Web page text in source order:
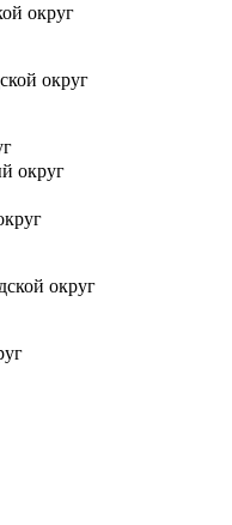
округ
округ
округ
округ